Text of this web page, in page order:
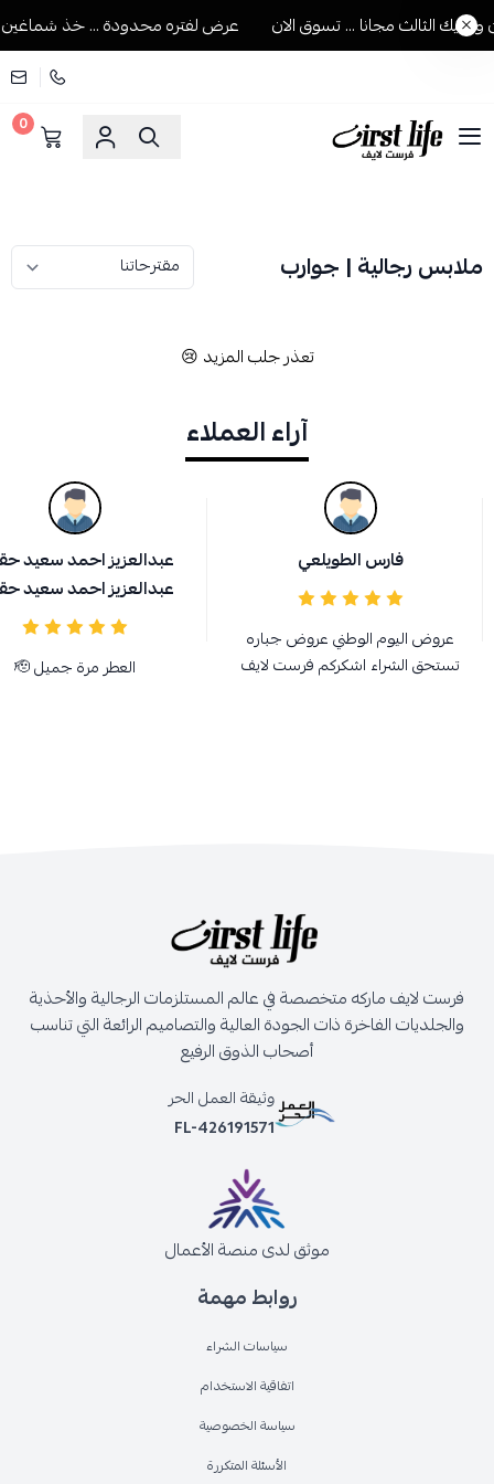
الثالث مجانا ... تسوق الان عرض لفتره محدودة ... خذ شماغين
فرست لايف للمستلزمات الرجالية
0
ملابس رجالية | جوارب
تعذر جلب المزيد 😢
آراء العملاء
فارس الطويلعي
عروض اليوم الوطني عروض جباره
تستحق الشراء اشكركم فرست لايف
عبدالعزيز احمد سعيد
عبدالعزيز احمد سعيد
العطر مرة جميل 🫡
روابط مهمة
سياسات الشراء
اتفاقية الاستخدام
سياسة الخصوصية
الأسئلة المتكررة
فرست لايف ماركه متخصصة في عالم المستلزمات الرجالية والأحذية
والجلديات الفاخرة ذات الجودة العالية والتصاميم الرائعة التي تناسب
أصحاب الذوق الرفيع
وثيقة العمل الحر
FL-426191571
موثق لدى منصة الأعمال